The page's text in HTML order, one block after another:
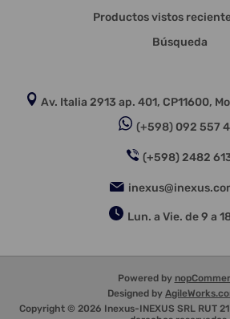
Productos vistos
Búsqueda
Av. Italia 2913 ap. 401, CP11600,
(+598) 092 557
(+598) 2482
Lun. a Vie. de 9 a
Powered by
Designed by
Copyright © 2026 Inexus-INEXUS SRL RUT